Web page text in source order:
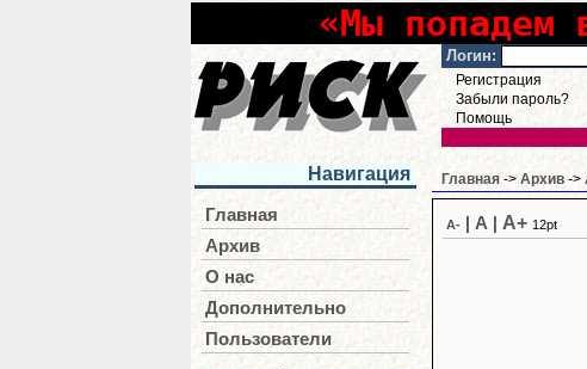
«Мы
Логин:
Регистрация
Забыли пароль?
Помощь
Навигация
Главная
Архив
О нас
Дополнительно
Пользователи
Главная -> Архив ->
A- A A+ 12pt